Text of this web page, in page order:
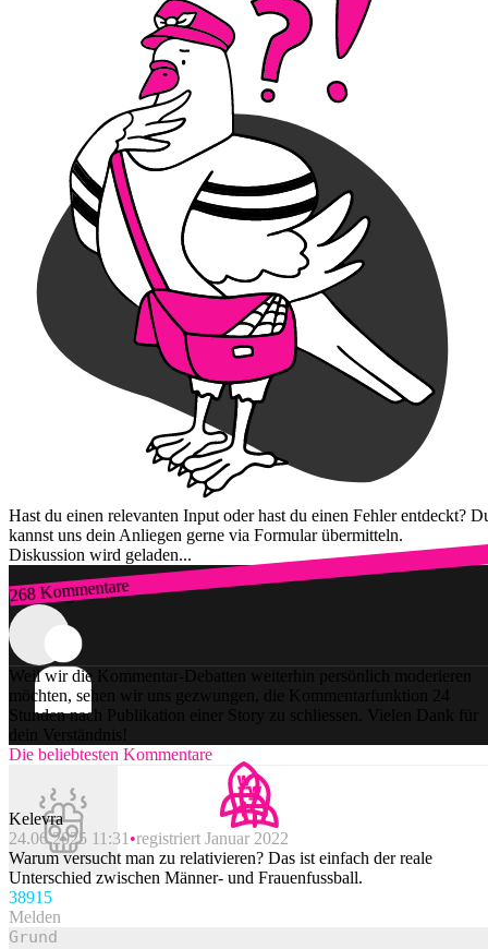
Hast du einen relevanten Input oder hast du einen Fehler entdeckt?
kannst uns dein Anliegen gerne via Formular übermitteln.
Diskussion wird geladen...
268 Kommentare
Zum Login
Weil wir die Kommentar-Debatten weiterhin persönlich moderieren
möchten, sehen wir uns gezwungen, die Kommentarfunktion 24
Stunden nach Publikation einer Story zu schliessen. Vielen Dank für
dein Verständnis!
Die beliebtesten Kommentare
Kelevra
24.06.2025 11:31 registriert Januar 2022
Warum versucht man zu relativieren? Das ist einfach der reale
Unterschied zwischen Männer- und Frauenfussball.
38915
Melden